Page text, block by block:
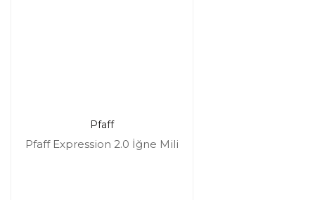
Pfaff
Pfaff Expression 2.0 İğne Mili